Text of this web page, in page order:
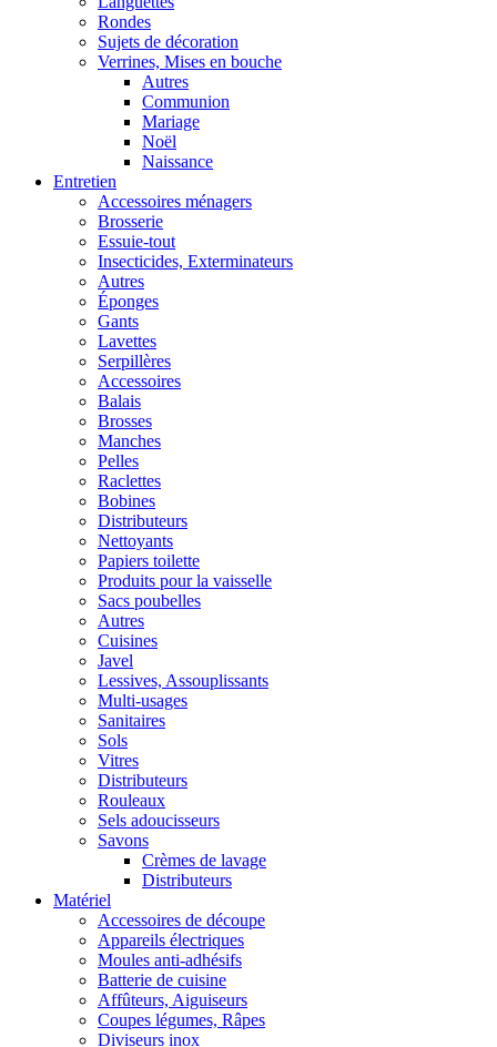
Rondes
Sujets de décoration
Verrines, Mises en bouche
Autres
Communion
Mariage
Noël
Naissance
Entretien
Accessoires ménagers
Brosserie
Essuie-tout
Insecticides, Exterminateurs
Autres
Éponges
Gants
Lavettes
Serpillères
Accessoires
Balais
Brosses
Manches
Pelles
Raclettes
Bobines
Distributeurs
Nettoyants
Papiers toilette
Produits pour la vaisselle
Sacs poubelles
Autres
Cuisines
Javel
Lessives, Assouplissants
Multi-usages
Sanitaires
Sols
Vitres
Distributeurs
Rouleaux
Sels adoucisseurs
Savons
Crèmes de lavage
Distributeurs
Matériel
Accessoires de découpe
Appareils électriques
Moules anti-adhésifs
Batterie de cuisine
Affûteurs, Aiguiseurs
Coupes légumes, Râpes
Diviseurs inox